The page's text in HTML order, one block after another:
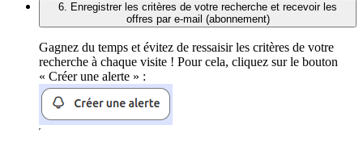
6. Enregistrer les critères de votre recherche et recevoir les
offres par e-mail (abonnement)
Gagnez du temps et évitez de ressaisir les critères de votre
recherche à chaque visite ! Pour cela, cliquez sur le bouton
« Créer une alerte » :